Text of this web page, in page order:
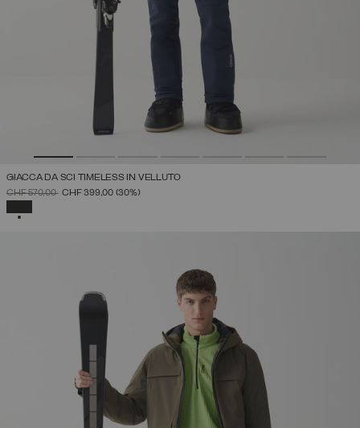
GIACCA DA SCI TIMELESS IN VELLUTO
PREZZO RIDOTTO DA
CHF 570,00ACHF 399,00 (30%)